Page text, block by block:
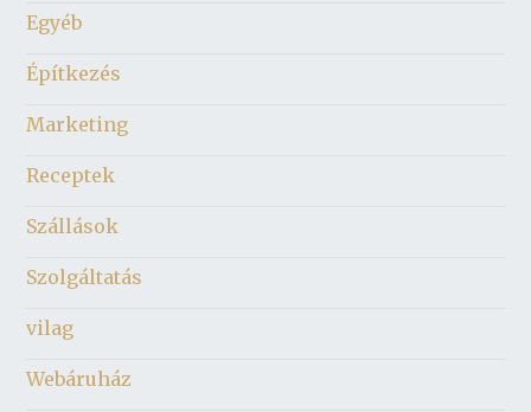
Egyéb
Építkezés
Marketing
Receptek
Szállások
Szolgáltatás
vilag
Webáruház